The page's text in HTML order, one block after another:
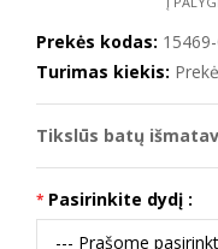
Prekės kodas:
Turimas kiekis:
Tikslūs batų
Pasirinkite dydį :